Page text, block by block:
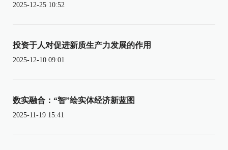
2025-12-25 10:52
投资于人对促进新质生产力发展的作用
2025-12-10 09:01
数实融合：“智”绘实体经济新蓝图
2025-11-19 15:41